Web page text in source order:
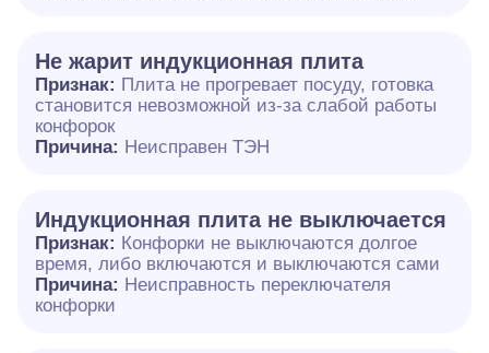
Не жарит индукционная плита
Признак: Плита не прогревает посуду, готовка
становится невозможной из-за слабой работы
конфорок
Причина: Неисправен ТЭН
Индукционная плита не выключается
Признак: Конфорки не выключаются долгое
время, либо включаются и выключаются сами
Причина: Неисправность переключателя
конфорки